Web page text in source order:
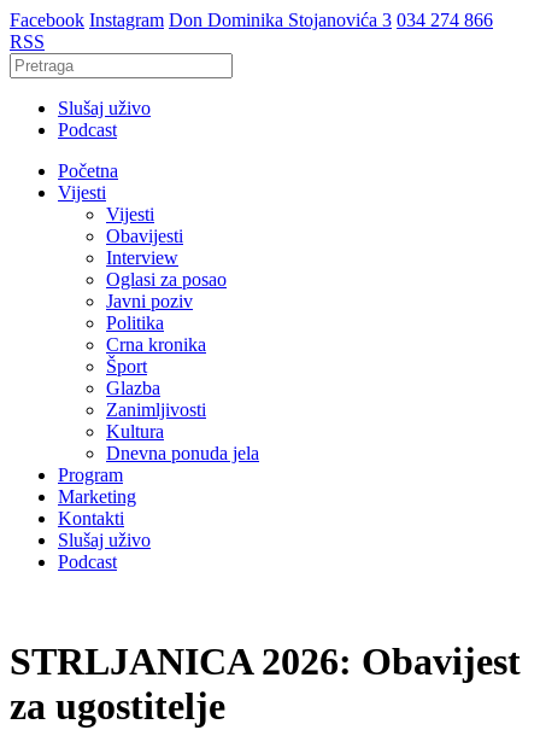
Facebook Instagram Don Dominika Stojanovića 3 034 274 866
RSS
Slušaj uživo
Podcast
Početna
Vijesti
Vijesti
Obavijesti
Interview
Oglasi za posao
Javni poziv
Politika
Crna kronika
Šport
Glazba
Zanimljivosti
Kultura
Dnevna ponuda jela
Program
Marketing
Kontakti
Slušaj uživo
Podcast
STRLJANICA 2026: Obavijest
za ugostitelje